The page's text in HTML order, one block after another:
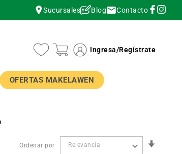
Sucursales Blog Contacto
Ingresa/Regístrate
OFERTAS MAKELAWEN
Ordenar por